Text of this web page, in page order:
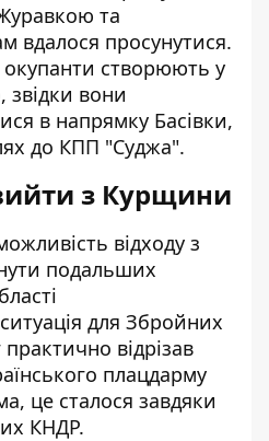
та
вдалося просунутися.
створюють у
звідки вони
в напрямку Басівки,
до КПП "Суджа".
з Курщини
відходу з
подальших
для Збройних
відрізав
плацдарму
це сталося завдяки
КНДР.